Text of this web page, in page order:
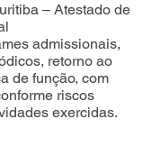
– Atestado de
admissionais,
retorno ao
de função, com
riscos
exercidas.